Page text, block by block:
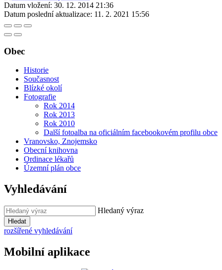
Datum vložení: 30. 12. 2014 21:36
Datum poslední aktualizace: 11. 2. 2021 15:56
Obec
Historie
Současnost
Blízké okolí
Fotografie
Rok 2014
Rok 2013
Rok 2010
Další fotoalba na oficiálním facebookovém profilu obce
Vranovsko, Znojemsko
Obecní knihovna
Ordinace lékařů
Územní plán obce
Vyhledávání
Hledaný výraz
Hledat
rozšířené vyhledávání
Mobilní aplikace